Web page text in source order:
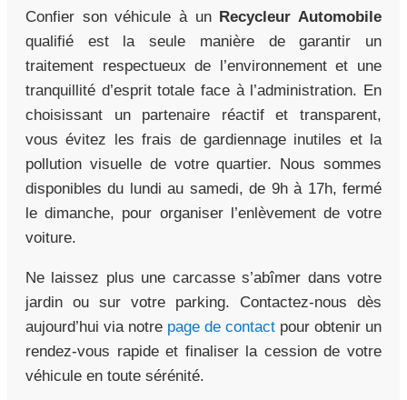
Confier son véhicule à un Recycleur Automobile
qualifié est la seule manière de garantir un
traitement respectueux de l’environnement et une
tranquillité d’esprit totale face à l’administration. En
choisissant un partenaire réactif et transparent,
vous évitez les frais de gardiennage inutiles et la
pollution visuelle de votre quartier. Nous sommes
disponibles du lundi au samedi, de 9h à 17h, fermé
le dimanche, pour organiser l’enlèvement de votre
voiture.
Ne laissez plus une carcasse s’abîmer dans votre
jardin ou sur votre parking. Contactez-nous dès
aujourd’hui via notre page de contact pour obtenir un
rendez-vous rapide et finaliser la cession de votre
véhicule en toute sérénité.